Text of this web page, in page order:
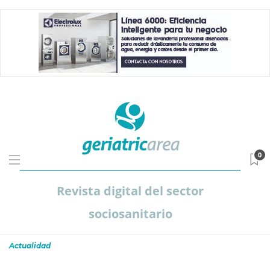
Revista digital del sector
sociosanitario
0
Actualidad